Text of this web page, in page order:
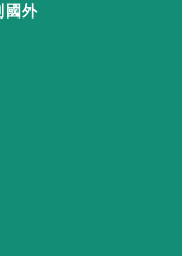
國外